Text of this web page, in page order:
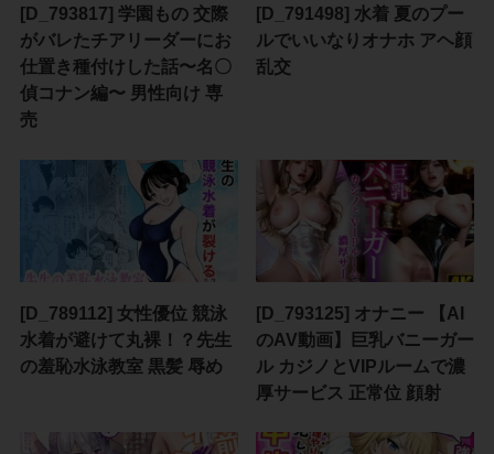
[D_793817] 学園もの 交際
がバレたチアリーダーにお
仕置き種付けした話〜名〇
偵コナン編〜 男性向け 専
売
[D_791498] 水着 夏のプー
ルでいいなりオナホ アヘ顔
乱交
[D_789112] 女性優位 競泳
水着が避けて丸裸！？先生
の羞恥水泳教室 黒髪 辱め
[D_793125] オナニー 【AI
のAV動画】巨乳バニーガー
ル カジノとVIPルームで濃
厚サービス 正常位 顔射